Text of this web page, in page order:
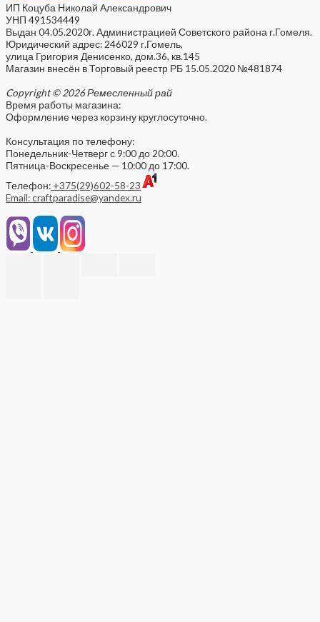
ИП Коцуба Николай Александрович
УНП 491534449
Выдан 04.05.2020г. Администрацией Советского района г.Гомеля.
Юридический адрес: 246029 г.Гомель,
улица Григория Денисенко, дом.36, кв.145
Магазин внесён в Торговый реестр РБ 15.05.2020 №481874
Copyright © 2026 Ремесленный рай
Время работы магазина:
Оформление через корзину круглосуточно.
Консультация по телефону:
Понедельник-Четверг с 9:00 до 20:00.
Пятница-Воскресенье — 10:00 до 17:00.
Телефон: +375(29)602-58-23
Email: craftparadise@yandex.ru